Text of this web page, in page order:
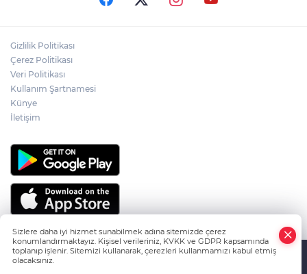
ÇANKIRILI ECZACI SABRİ ATAMANALP
Gizlilik Politikası
Çerez Politikası
Veri Politikası
Kullanım Şartnamesi
Künye
İletişim
Sizlere daha iyi hizmet sunabilmek adına sitemizde çerez
konumlandırmaktayız. Kişisel verileriniz, KVKK ve GDPR kapsamında
toplanıp işlenir. Sitemizi kullanarak, çerezleri kullanmamızı kabul etmiş
olacaksınız.